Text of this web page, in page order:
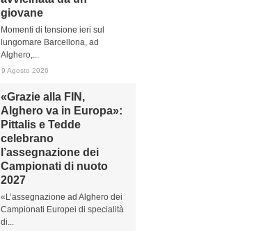
giovane
Momenti di tensione ieri sul
lungomare Barcellona, ad
Alghero,...
9 Agosto 2026
«Grazie alla FIN,
Alghero va in Europa»:
Pittalis e Tedde
celebrano
l’assegnazione dei
Campionati di nuoto
2027
«L’assegnazione ad Alghero dei
Campionati Europei di specialità
di...